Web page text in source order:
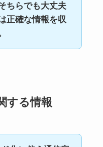
ちらでも大丈夫
正確な情報を収
する情報